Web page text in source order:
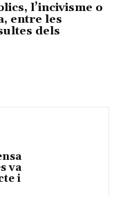
l’incivisme o
entre les
dels
va
i